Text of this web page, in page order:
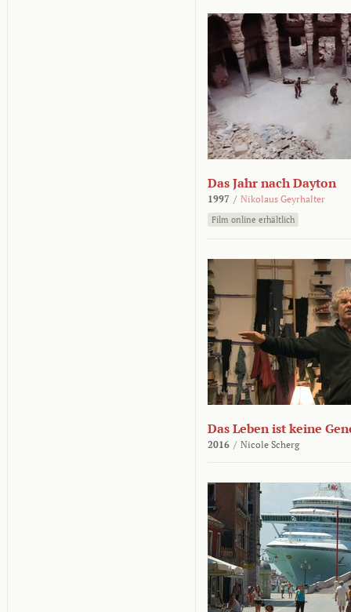
Das Jahr nach Dayton
1997 / Nikolaus Geyrhalter
Film online erhältlich
Das Leben ist keine
2016 / Nicole Scherg